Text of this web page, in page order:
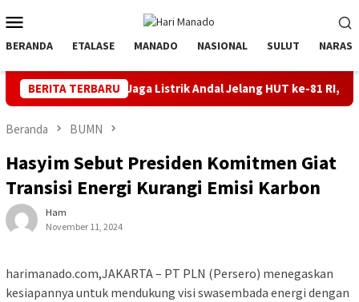
ke
kontenMobile
BERANDA ETALASE MANADO NASIONAL SULUT NARASI
BERITA TERBARU
Jaga Listrik Andal Jelang HUT ke-81 RI, PLN UP3 Tahuna
Beranda BUMN
Hasyim Sebut Presiden Komitmen Giat
Transisi Energi Kurangi Emisi Karbon
Ham
November 11, 2024
harimanado.com,JAKARTA – PT PLN (Persero) menegaskan
kesiapannya untuk mendukung visi swasembada energi dengan